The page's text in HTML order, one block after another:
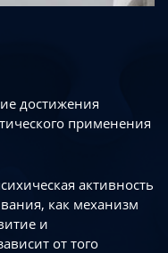
достижения
применения
активность
как механизм
и
от того